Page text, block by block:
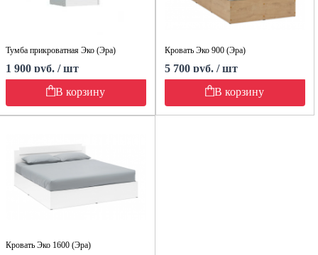
Тумба прикроватная Эко (Эра)
1 900 руб. / шт
В корзину
Кровать Эко 900 (Эра)
5 700 руб. / шт
В корзину
Кровать Эко 1600 (Эра)